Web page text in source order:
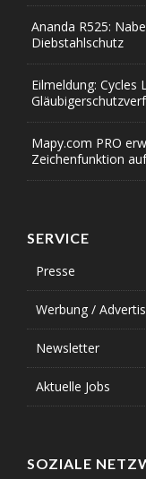
Ananda R525:
Diebstahlschutz
Eilmeldung: Cycles
Mapy.com PRO
Zeichenfunktion
SERVICE
Presse
Werbung /
Newsletter
Aktuelle Jobs
SOZIALE